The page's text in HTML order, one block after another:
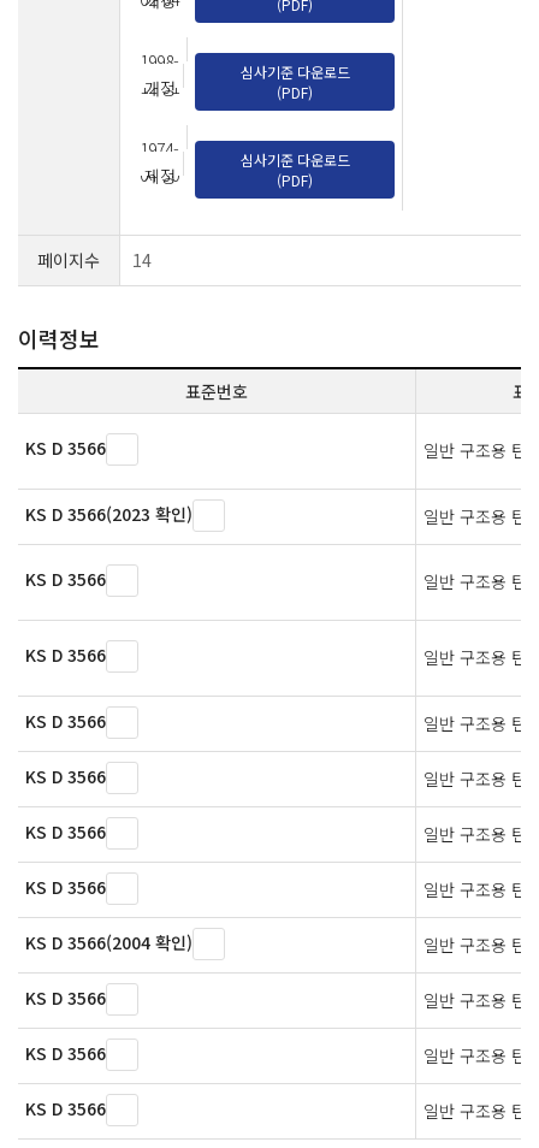
(PDF)
1998-
12-31
개정
심사기준 다운로드
(PDF)
1974-
04-30
제정
심사기준 다운로드
(PDF)
페이지수 14
이력정보
표준번호 표
KS D 3566 일반 구조용 탄
KS D 3566(2023 확인) 일반 구조용 탄
KS D 3566 일반 구조용 탄
KS D 3566 일반 구조용 탄
KS D 3566 일반 구조용 탄
KS D 3566 일반 구조용 탄
KS D 3566 일반 구조용 탄
KS D 3566 일반 구조용 탄
KS D 3566(2004 확인) 일반 구조용 탄
KS D 3566 일반 구조용 탄
KS D 3566 일반 구조용 탄
KS D 3566 일반 구조용 탄